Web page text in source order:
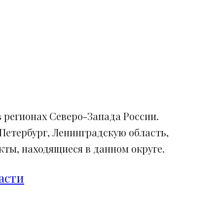
Северо-Запада России.
Ленинградскую область,
находящиеся в данном округе.